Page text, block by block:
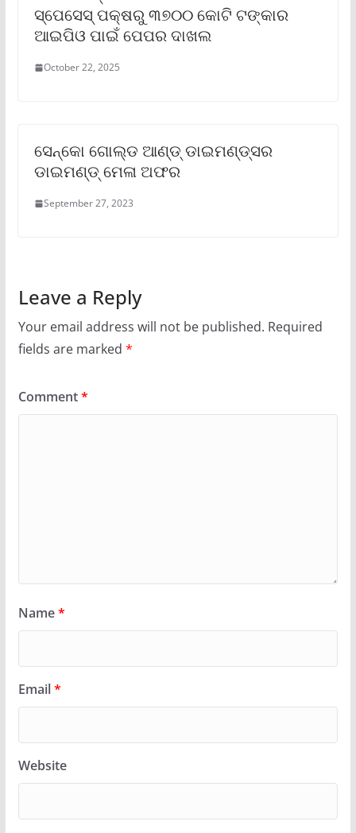
ସ୍ପେସେସ୍ ପକ୍ଷରୁ ୩୭୦୦ କୋଟି ଟଙ୍କାର
ଆଇପିଓ ପାଇଁ ପେପର ଦାଖଲ
October 22, 2025
ସେନ୍‌କୋ ଗୋଲ୍ଡ ଆଣ୍ଡ୍ ଡାଇମଣ୍ଡ୍‌ସର
ଡାଇମଣ୍ଡ୍ ମେଳା ଅଫର
September 27, 2023
Leave a Reply
Your email address will not be published. Required
fields are marked *
Comment*
Name*
Email*
Website